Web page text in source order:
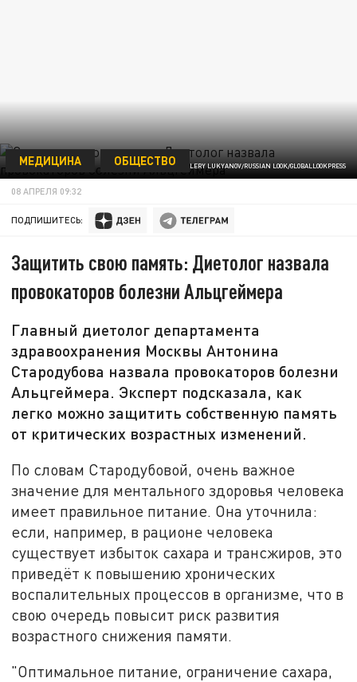
© VALERY LUKYANOV/RUSSIAN LOOK/GLOBALLOOKPRESS
МЕДИЦИНА ОБЩЕСТВО
08 АПРЕЛЯ 09:32
ПОДПИШИТЕСЬ:
Защитить свою память: Диетолог назвала
провокаторов болезни Альцгеймера
Главный диетолог департамента
здравоохранения Москвы Антонина
Стародубова назвала провокаторов болезни
Альцгеймера. Эксперт подсказала, как
легко можно защитить собственную память
от критических возрастных изменений.
По словам Стародубовой, очень важное
значение для ментального здоровья человека
имеет правильное питание. Она уточнила:
если, например, в рационе человека
существует избыток сахара и трансжиров, это
приведёт к повышению хронических
воспалительных процессов в организме, что в
свою очередь повысит риск развития
возрастного снижения памяти.
"Оптимальное питание, ограничение сахара,